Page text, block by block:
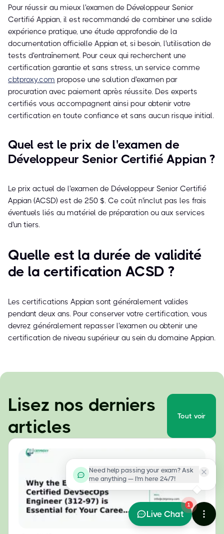
Pour réussir au mieux l'examen de Développeur Senior
Certifié Appian, il est recommandé de combiner une solide
expérience pratique, une étude approfondie de la
documentation officielle Appian et, si besoin, l'utilisation de
tests d'entraînement. Pour ceux qui recherchent une
certification garantie et sans stress, un service comme
cbtproxy.com propose une solution d'examen par
procuration avec paiement après réussite. Des experts
certifiés vous accompagnent ainsi pour obtenir votre
certification en toute confiance et sans aucun risque initial.
Quel est le prix de l'examen de
Développeur Senior Certifié Appian ?
Le prix actuel de l'examen de Développeur Senior Certifié
Appian (ACSD) est de 250 $. Ce coût n'inclut pas les frais
éventuels liés au matériel de préparation ou aux services
d'un tiers.
Quelle est la durée de validité
de la certification ACSD ?
Les certifications Appian sont généralement valides
pendant deux ans. Pour conserver votre certification, vous
devrez généralement repasser l'examen ou obtenir une
certification de niveau supérieur au sein du domaine Appian.
Lisez nos derniers
articles
Tout voir
Need help passing your exam? Ask
me anything — I'm here 24/7!
1
Live Chat